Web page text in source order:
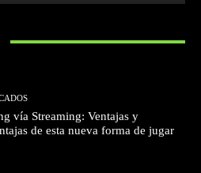
vía Streaming: Ventajas y
de esta nueva forma de jugar